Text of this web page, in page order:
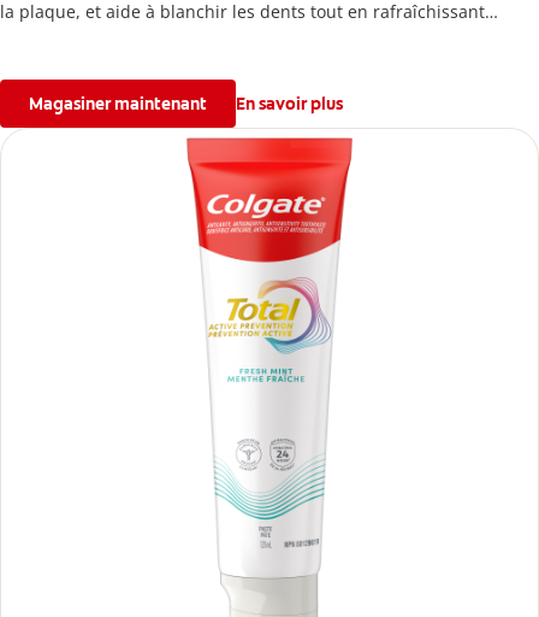
la plaque, et aide à blanchir les dents tout en rafraîchissant
Magasiner maintenant En savoir plus